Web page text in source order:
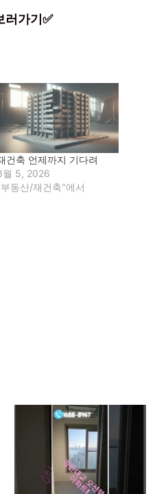
러가기✅
건축 언제까지 기다려
월 5, 2026
동산/재건축"에서